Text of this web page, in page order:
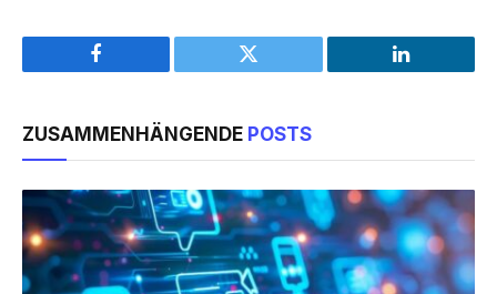
Facebook Twitter LinkedIn
ZUSAMMENHÄNGENDE POSTS